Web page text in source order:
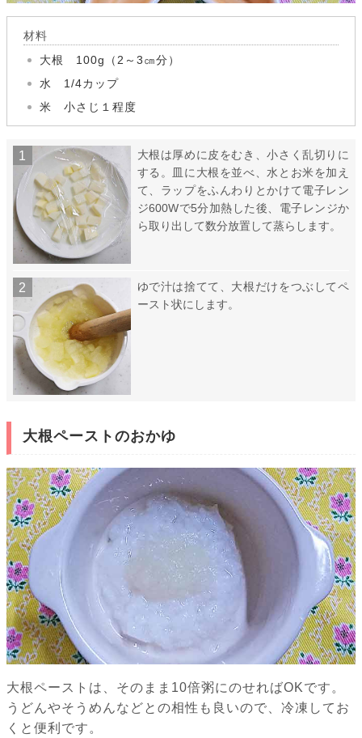
材料
大根 100g（2～3㎝分）
水 1/4カップ
米 小さじ１程度
大根は厚めに皮をむき、小さく乱切りに
する。皿に大根を並べ、水とお米を加え
て、ラップをふんわりとかけて電子レン
ジ600Wで5分加熱した後、電子レンジか
ら取り出して数分放置して蒸らします。
ゆで汁は捨てて、大根だけをつぶしてペ
ースト状にします。
大根ペーストのおかゆ
大根ペーストは、そのまま10倍粥にのせればOKです。
うどんやそうめんなどとの相性も良いので、冷凍してお
くと便利です。